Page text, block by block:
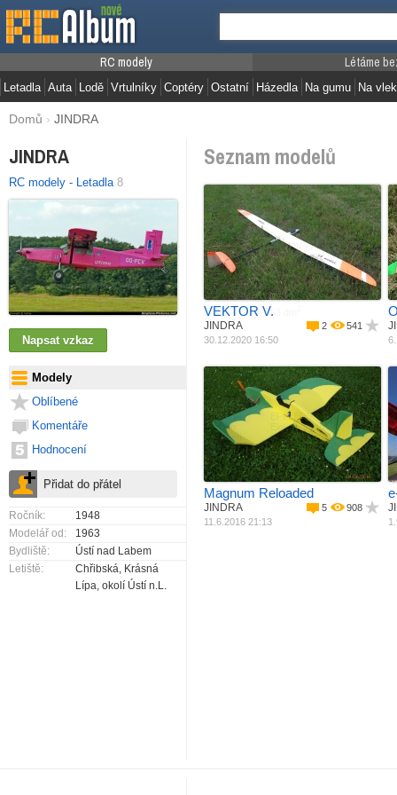
RC modely
Letadla Auta Lodě Vrtulníky Coptéry Ostatní
Létáme
Házedla Na gumu Na vlek
Domů › JINDRA
JINDRA
RC modely - Letadla 8
Modely
Oblíbené
Komentáře
Hodnocení
Ročník:
1948
Modelář od:
1963
Bydliště:
Ústí nad Labem
Letiště:
Chřibská, Krásná
Lípa, okolí Ústí n.L.
Seznam modelů
Jak postaveno
Již hotový model
Materiál
Jiný materiál
Pohon
Elektro motor
Rozpětí
3000 mm
Délka
1505 mm
Váha
1678 g
Plocha křídla
53 dm
VEKTOR V.
2 541
JINDRA
30.12.2020 16:50
Materiál
EPP, EPS, Depron
Pohon
Elektro motor
Rozpětí
800 mm
Délka
740 mm
Váha
286 g
Plocha křídla 18 dm2
Magnum Reloaded
5 908
JINDRA
11.6.2016 21:13